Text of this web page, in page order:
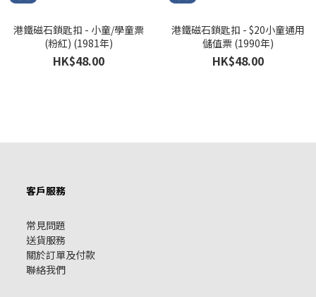
港鐵磁石鎖匙扣 - 小童/學童票
(粉紅) (1981年)
HK$48.00
港鐵磁石鎖匙扣 - $20小童通用
儲值票 (1990年)
HK$48.00
客戶服務
常見問題
送貨服務
關於訂單及付款
聯絡我們